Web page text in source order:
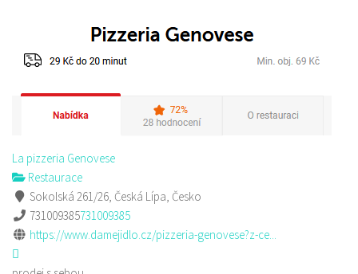
La pizzeria Genovese
Restaurace
Sokolská 261/26, Česká Lípa, Česko
731009385731009385
https://www.damejidlo.cz/pizzeria-genovese?z-ce...